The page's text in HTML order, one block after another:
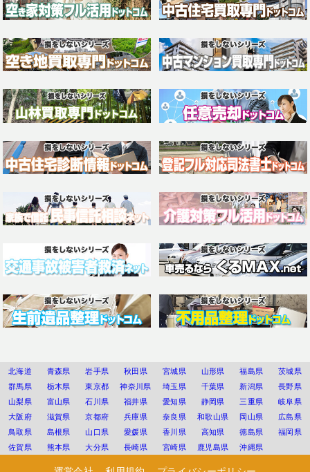
北海道 青森県 岩手県 秋田県 宮城県 山形県 福島県
茨城県
群馬県
栃木県 東京都 神奈川県 埼玉県 千葉県 新潟県
長野県
山梨県
富山県 石川県 福井県 愛知県 静岡県 三重県
岐阜県
大阪府
滋賀県 京都府 兵庫県 奈良県 和歌山県 岡山県
広島県
鳥取県
島根県 山口県 愛媛県 香川県 高知県 徳島県
福岡県
佐賀県
熊本県 大分県 長崎県 宮崎県 鹿児島県 沖縄県